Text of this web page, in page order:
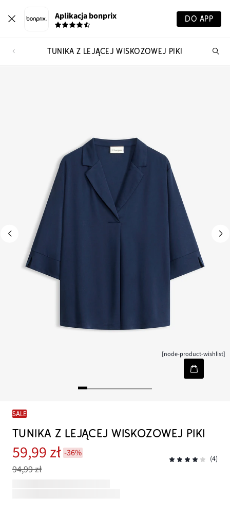
Aplikacja bonprix DO APP
TUNIKA Z LEJĄCEJ WISKOZOWEJ PIKI
[node-product-wishlist]
SALE
TUNIKA Z LEJĄCEJ WISKOZOWEJ PIKI
59,99 zł -36%
94,99 zł
(4)